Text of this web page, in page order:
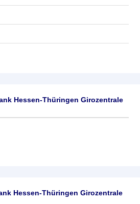
Hessen-Thüringen Girozentrale
Hessen-Thüringen Girozentrale